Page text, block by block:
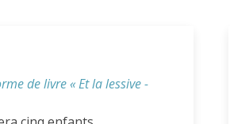
de livre « Et la lessive -